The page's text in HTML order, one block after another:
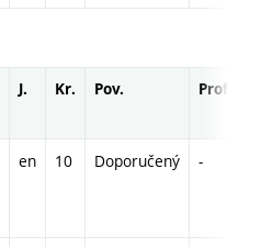
J. Kr. Pov. Prof.
en 10 Doporučený -